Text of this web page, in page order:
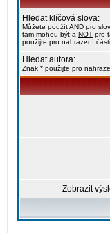
Hledat klíčová slova:
Můžete použítAND pro
tam mohou být a NOT pro
použijte pro nahrazení
Hledat autora:
Znak * použijte pro
Zobrazit